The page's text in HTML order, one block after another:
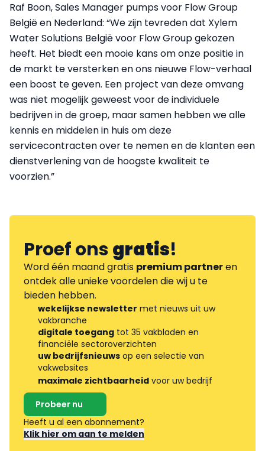
Raf Boon, Sales Manager pumps voor Flow Group
België en Nederland: “We zijn tevreden dat Xylem
Water Solutions België voor Flow Group gekozen
heeft. Het biedt een mooie kans om onze positie in
de markt te versterken en ons nieuwe Flow-verhaal
een boost te geven. Een project van deze omvang
was niet mogelijk geweest voor de individuele
bedrijven in de groep, maar samen hebben we alle
kennis en middelen in huis om deze
servicecontracten over te nemen en de klanten een
dienstverlening van de hoogste kwaliteit te
voorzien.”
Proef onsgratis!
Word één maand gratis premium partneren
ontdek alle unieke voordelen die wij u te
bieden hebben.
wekelijkse newsletter met nieuws uit uw
vakbranche
digitale toegang tot 35 vakbladen en
financiële sectoroverzichten
uw bedrijfsnieuws op een selectie van
vakwebsites
maximale zichtbaarheid voor uw bedrijf
Probeer nu
Heeft u al een abonnement?
Klik hier om aan te melden